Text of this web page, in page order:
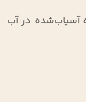
آسیاب‌شده در آب